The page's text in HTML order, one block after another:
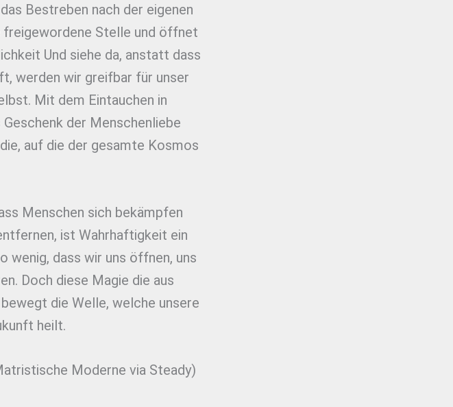
Bestreben nach der eigenen
Stelle und öffnet
Und siehe da, anstatt dass
werden wir greifbar für unser
Mit dem Eintauchen in
der Menschenliebe
auf die der gesamte Kosmos
Menschen sich bekämpfen
ist Wahrhaftigkeit ein
wenig, dass wir uns öffnen, uns
Doch diese Magie die aus
die Welle, welche unsere
heilt.
Moderne via Steady)